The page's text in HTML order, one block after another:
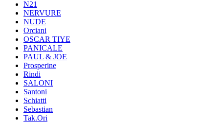
N21
NERVURE
NUDE
Orciani
OSCAR TIYE
PANICALE
PAUL & JOE
Prosperine
Rindi
SALONI
Santoni
Schiatti
Sebastian
Tak.Ori